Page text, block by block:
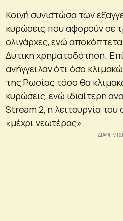
Κοινή συνιστώσα των
κυρώσεις που αφορούν σε
ολιγάρχες, ενώ
Δυτική χρηματοδότηση.
ανήγγειλαν ότι όσο
της Ρωσίας τόσο θα
κυρώσεις, ενώ ιδιαίτερη
Stream 2, η λειτουργία του
«μέχρι νεωτέρας».